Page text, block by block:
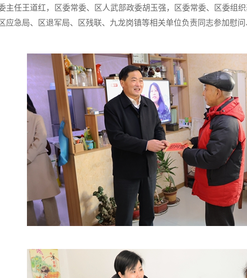
主任王道红，区委常委、区人武部政委胡玉强，区委常委、区委组
应急局、区退军局、区残联、九龙岗镇等相关单位负责同志参加慰问